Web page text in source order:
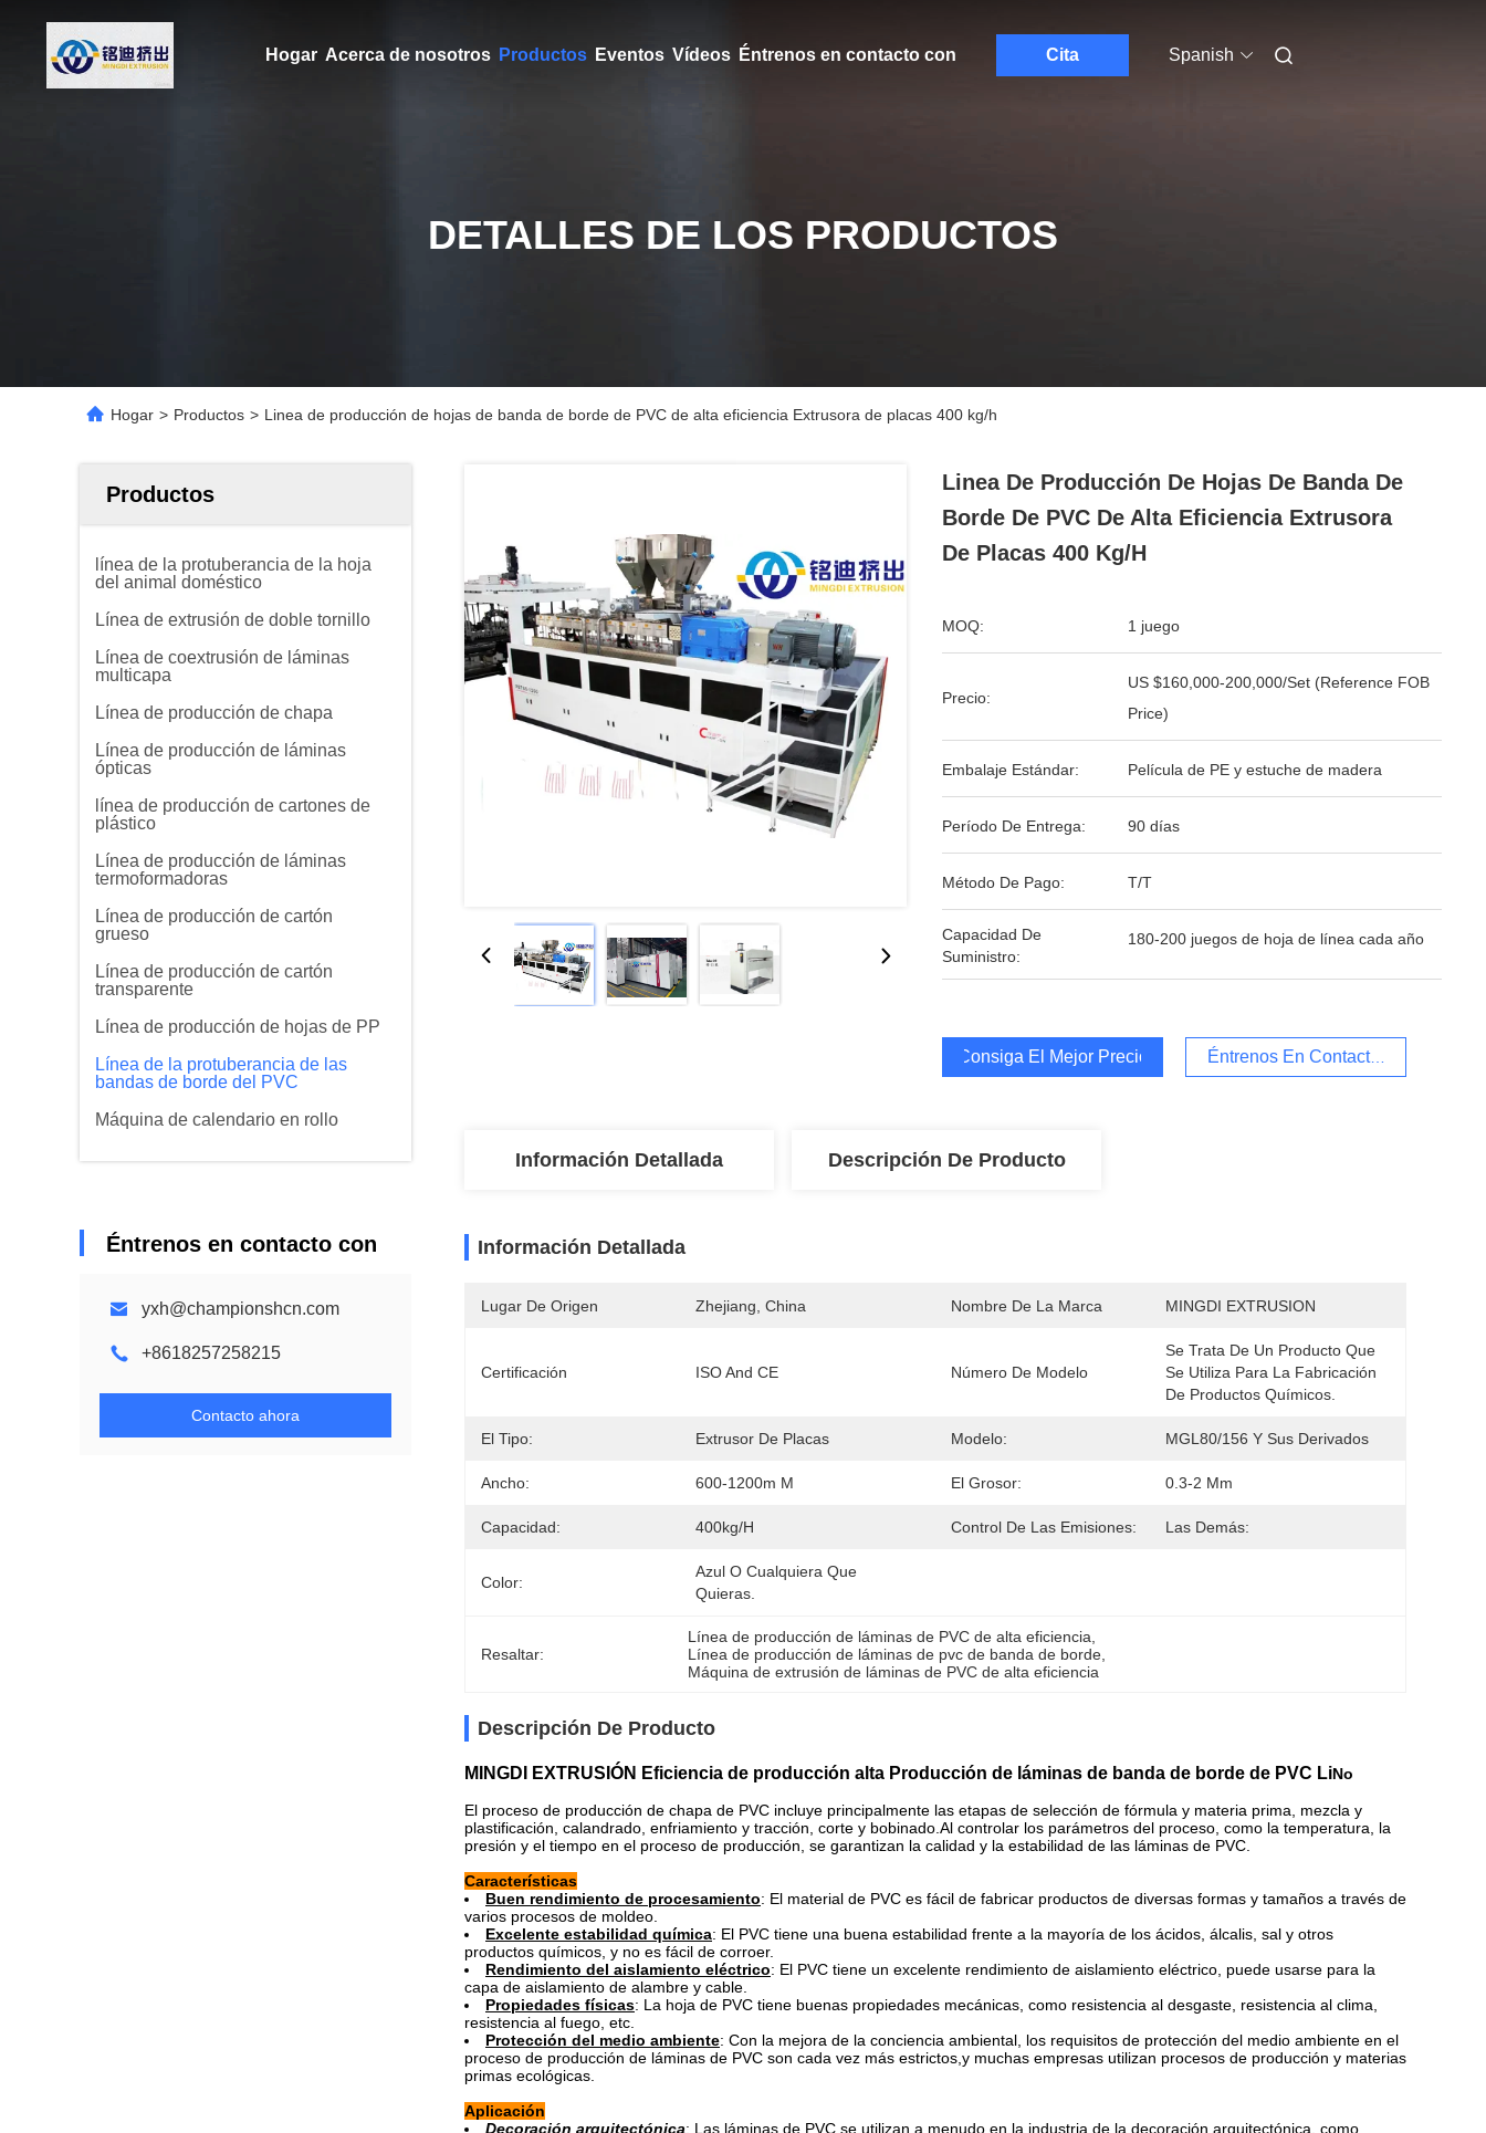
Hogar Acerca de nosotros Productos Eventos Vídeos Éntrenos en contacto con Cita Spanish
DETALLES DE LOS PRODUCTOS
Hogar > Productos > Linea de producción de hojas de banda de borde de PVC de alta eficiencia Extrusora de placas 400 kg/h
Productos
línea de la protuberancia de la hoja
del animal doméstico
Línea de extrusión de doble tornillo
Línea de coextrusión de láminas
multicapa
Línea de producción de chapa
Línea de producción de láminas
ópticas
línea de producción de cartones de
plástico
Línea de producción de láminas
termoformadoras
Línea de producción de cartón
grueso
Línea de producción de cartón
transparente
Línea de producción de hojas de PP
Línea de la protuberancia de las
bandas de borde del PVC
Máquina de calendario en rollo
Éntrenos en contacto con
yxh@championshcn.com
+8618257258215
Contacto ahora
Linea De Producción De Hojas De Banda De
Borde De PVC De Alta Eficiencia Extrusora
De Placas 400 Kg/h
MOQ: 1 juego
Precio:
US $160,000-200,000/Set (Reference FOB
Price)
Embalaje Estándar: Película de PE y estuche de madera
Período De Entrega: 90 días
Método De Pago: T/T
Capacidad De
Suministro:
180-200 juegos de hoja de línea cada año
Consiga El Mejor Precio Éntrenos En Contacto Con
Información Detallada Descripción De Producto
Información Detallada
Lugar De Origen Zhejiang, China Nombre De La Marca MINGDI EXTRUSION
Certificación ISO And CE Número De Modelo
Se Trata De Un Producto Que
Se Utiliza Para La Fabricación
De Productos Químicos.
El Tipo: Extrusor De Placas Modelo: MGL80/156 Y Sus Derivados
Ancho: 600-1200m M El Grosor: 0.3-2 Mm
Capacidad: 400kg/h Control De Las Emisiones: Las Demás:
Color:
Azul O Cualquiera Que
Quieras.
Resaltar:
Línea de producción de láminas de PVC de alta eficiencia
Línea de producción de láminas de pvc de banda de borde
Máquina de extrusión de láminas de PVC de alta eficiencia
Descripción De Producto
MINGDI EXTRUSIÓN Eficiencia de producción alta Producción de láminas de banda de borde de PVC LiNo
El proceso de producción de chapa de PVC incluye principalmente las etapas de selección de fórmula y materia prima, mezcla y
plastificación, calandrado, enfriamiento y tracción, corte y bobinado.Al controlar los parámetros del proceso, como la temperatura, la
presión y el tiempo en el proceso de producción, se garantizan la calidad y la estabilidad de las láminas de PVC.
Características
Buen rendimiento de procesamiento: El material de PVC es fácil de fabricar productos de diversas formas y tamaños a través de
varios procesos de moldeo.
Excelente estabilidad química: El PVC tiene una buena estabilidad frente a la mayoría de los ácidos, álcalis, sal y otros
productos químicos, y no es fácil de corroer.
Rendimiento del aislamiento eléctrico: El PVC tiene un excelente rendimiento de aislamiento eléctrico, puede usarse para la
capa de aislamiento de alambre y cable.
Propiedades físicas: La hoja de PVC tiene buenas propiedades mecánicas, como resistencia al desgaste, resistencia al clima,
resistencia al fuego, etc.
Protección del medio ambiente: Con la mejora de la conciencia ambiental, los requisitos de protección del medio ambiente en el
proceso de producción de láminas de PVC son cada vez más estrictos,y muchas empresas utilizan procesos de producción y materias
primas ecológicas.
Aplicación
Decoración arquitectónica: Las láminas de PVC se utilizan a menudo en la industria de la decoración arquitectónica, como